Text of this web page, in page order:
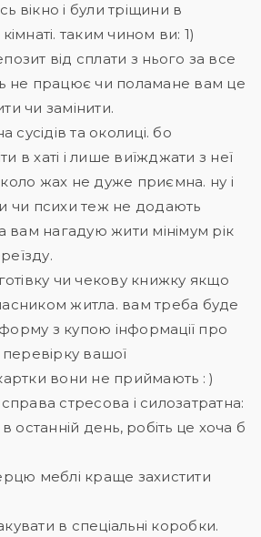
вікно і були тріщини в
таким чином ви: 1)
від сплати з нього за все
не працює чи поламане вам це
чи замінити.
сусідів та околиці. бо
в хаті і лише виїжджати з неї
жах не дуже приємна. ну і
чи психи теж не додають
вам нагадую жити мінімум рік
чи чекову книжку якщо
житла. вам треба буде
з купою інформації про
перевірку вашої
вони не приймають : )
стресова і силозатратна:
останній день, робіть це хоча б
меблі краще захистити
в спеціальні коробки.